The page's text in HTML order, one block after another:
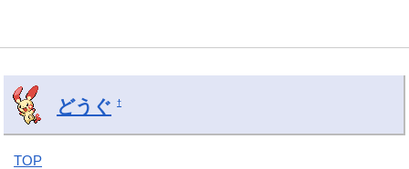
どうぐ †
TOP